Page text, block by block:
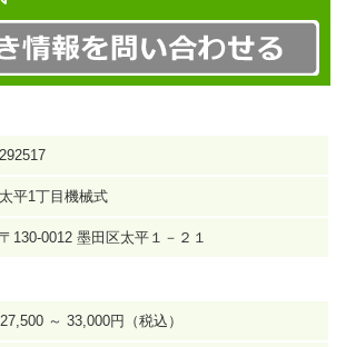
292517
太平1丁目機械式
〒130-0012 墨田区太平１－２１
27,500 ～ 33,000円（税込）